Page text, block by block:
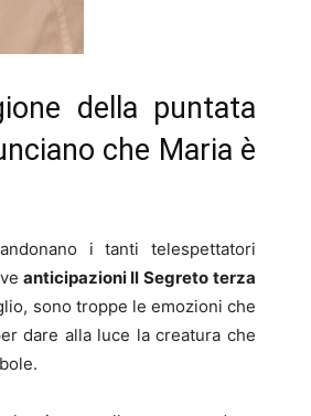
della puntata
che Maria è
i tanti telespettatori
anticipazioni Il Segreto terza
sono troppe le emozioni che
dare alla luce la creatura che